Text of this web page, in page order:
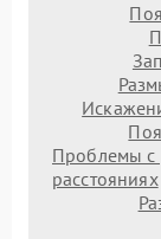
Проблемы с
расстояниях